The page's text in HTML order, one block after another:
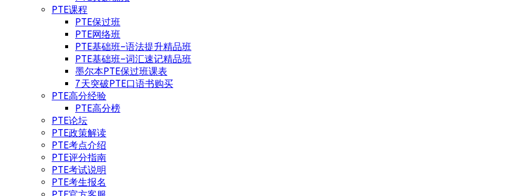
PTE课程
PTE保过班
PTE网络班
PTE基础班–语法提升精品班
PTE基础班–词汇速记精品班
墨尔本PTE保过班课表
7天突破PTE口语书购买
PTE高分经验
PTE高分榜
PTE论坛
PTE政策解读
PTE考点介绍
PTE评分指南
PTE考试说明
PTE考生报名